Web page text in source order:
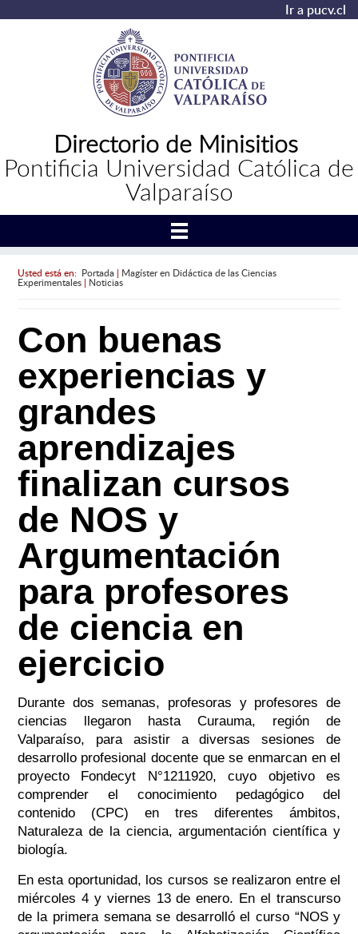
Ir a pucv.cl
Directorio de Minisitios
Pontificia Universidad Católica de
Valparaíso
Usted está en: Portada| Magíster en Didáctica de las Ciencias
Experimentales| Noticias
Con buenas
experiencias y
grandes
aprendizajes
finalizan cursos
de NOS y
Argumentación
para profesores
de ciencia en
ejercicio
Durante dos semanas, profesoras y profesores de
ciencias llegaron hasta Curauma, región de
Valparaíso, para asistir a diversas sesiones de
desarrollo profesional docente que se enmarcan en el
proyecto Fondecyt N°1211920, cuyo objetivo es
comprender el conocimiento pedagógico del
contenido (CPC) en tres diferentes ámbitos,
Naturaleza de la ciencia, argumentación científica y
biología.
En esta oportunidad, los cursos se realizaron entre el
miércoles 4 y viernes 13 de enero. En el transcurso
de la primera semana se desarrolló el curso “NOS y